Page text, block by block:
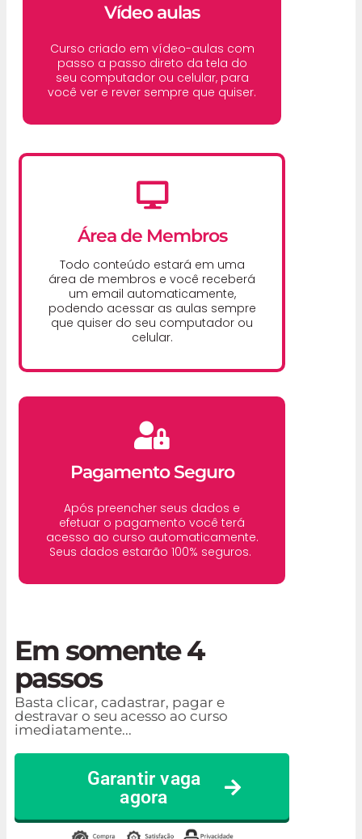
Vídeo aulas
Curso criado em vídeo-aulas com
passo a passo direto da tela do
seu computador ou celular, para
você ver e rever sempre que quiser.
Área de Membros
Todo conteúdo estará em uma
área de membros e você receberá
um email automaticamente,
podendo acessar as aulas sempre
que quiser do seu computador ou
celular.
Pagamento Seguro
Após preencher seus dados e
efetuar o pagamento você terá
acesso ao curso automaticamente.
Seus dados estarão 100% seguros.
Em somente 4
passos
Basta clicar, cadastrar, pagar e
destravar o seu acesso ao curso
imediatamente...
Garantir vaga
agora